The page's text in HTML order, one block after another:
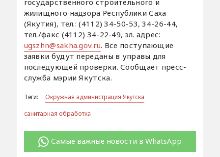
государственного строительного и
жилищного надзора Республики Саха
(Якутия), тел.: (4112) 34-50-53, 34-26-44,
тел./факс (4112) 34-22-49, эл. адрес:
ugszhn@sakha.gov.ru. Все поступающие
заявки будут переданы в управы для
последующей проверки. Сообщает пресс-
служба мэрии Якутска.
Теги:
Окружная администрация Якутска
санитарная обработка
Самые важные новости в WhatsApp